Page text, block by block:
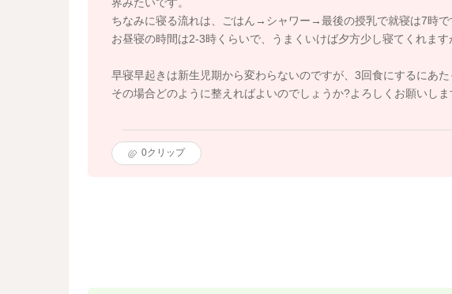
ちなみに寝る流れは、ごはん→シャワー→最後の授乳で就寝は7時で
お昼寝の時間は2-3時くらいで、うまくいけば夕方少し寝てくれます
早寝早起きは新生児期から変わらないのですが、3回食にするにあ
その場合どのように整えればよいのでしょうか?よろしくお願いしま
0クリップ